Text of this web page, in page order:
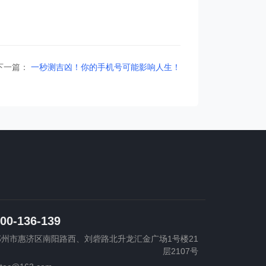
一篇： 一秒测吉凶！你的手机号可能影响人生！
136-139
市惠济区南阳路西、刘砦路北升龙汇金广场1号楼21
层2107号